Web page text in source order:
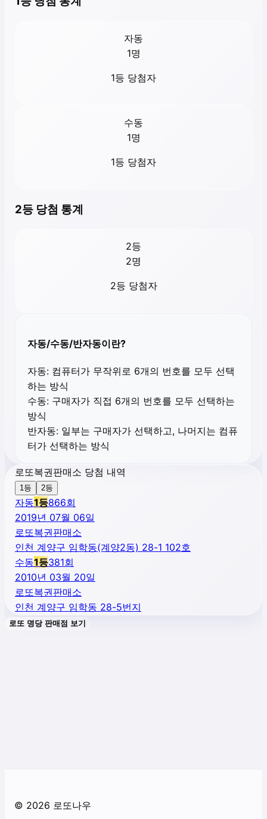
자동
1명
1등 당첨자
수동
1명
1등 당첨자
2등 당첨 통계
2등
2명
2등 당첨자
자동/수동/반자동이란?
자동: 컴퓨터가 무작위로 6개의 번호를 모두 선택
하는 방식
수동: 구매자가 직접 6개의 번호를 모두 선택하는
방식
반자동: 일부는 구매자가 선택하고, 나머지는 컴퓨
터가 선택하는 방식
로또복권판매소 당첨 내역
1등 2등
자동1등866회
2019년 07월 06일
로또복권판매소
인천 계양구 임학동(계양2동) 28-1 102호
수동1등381회
2010년 03월 20일
로또복권판매소
인천 계양구 임학동 28-5번지
로또 명당 판매점 보기
© 2026 로또나우